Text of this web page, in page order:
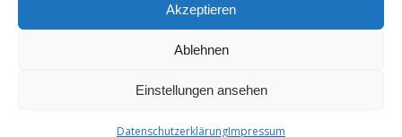
Akzeptieren
Ablehnen
Einstellungen ansehen
DatenschutzerklärungImpressum
© 2026 Outdoor Service.
Webdesign Berlin:advanced-it.solutions